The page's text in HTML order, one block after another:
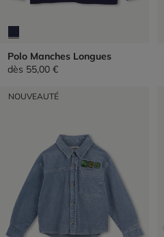
Polo Manches Longues
dès 55,00 €
NOUVEAUTÉ